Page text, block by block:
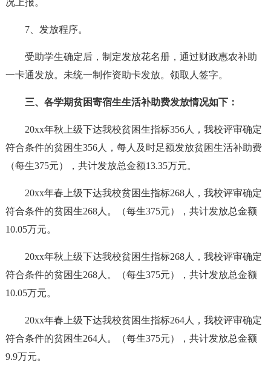
况上报。
7、发放程序。
受助学生确定后，制定发放花名册，通过财政惠农补助
一卡通发放。未统一制作资助卡发放。领取人签字。
三、各学期贫困寄宿生生活补助费发放情况如下：
20xx年秋上级下达我校贫困生指标356人，我校评审确定
符合条件的贫困生356人，每人及时足额发放贫困生活补助费
（每生375元），共计发放总金额13.35万元。
20xx年春上级下达我校贫困生指标268人，我校评审确定
符合条件的贫困生268人。（每生375元），共计发放总金额
10.05万元。
20xx年秋上级下达我校贫困生指标268人，我校评审确定
符合条件的贫困生268人。（每生375元），共计发放总金额
10.05万元。
20xx年春上级下达我校贫困生指标264人，我校评审确定
符合条件的贫困生264人。（每生375元），共计发放总金额
9.9万元。